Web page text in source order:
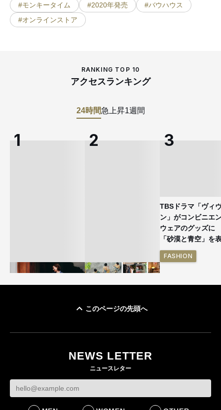
#モンキータイム
#2020年発売
#バウハウス
#オンラインストア
RANKING TOP 10
アクセスランキング
24時間急上昇1週間
ケットなど7型を発売
をラインナップ
TBSドラマ「ヴィ
ン」がコンビニエ
ウェアのグッズ
「砂漠と青空」を
FASHION
このページの先頭へ
NEWS LETTER
ニュースレター